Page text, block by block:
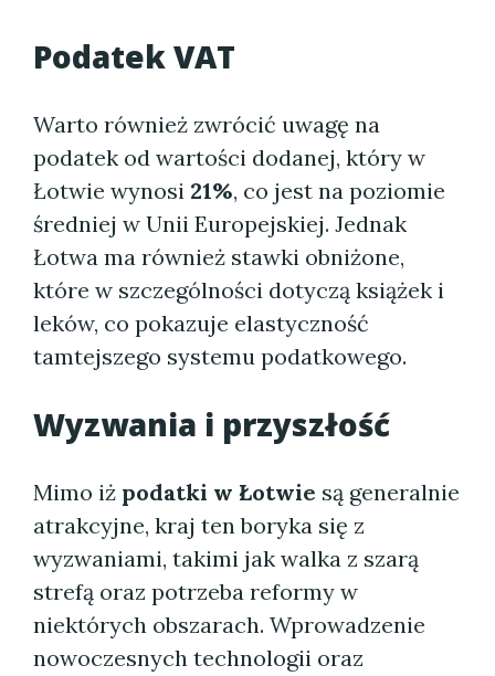
Podatek VAT
Warto również zwrócić uwagę na
podatek od wartości dodanej, który w
Łotwie wynosi 21%, co jest na poziomie
średniej w Unii Europejskiej. Jednak
Łotwa ma również stawki obniżone,
które w szczególności dotyczą książek i
leków, co pokazuje elastyczność
tamtejszego systemu podatkowego.
Wyzwania i przyszłość
Mimo iż podatki w Łotwie są generalnie
atrakcyjne, kraj ten boryka się z
wyzwaniami, takimi jak walka z szarą
strefą oraz potrzeba reformy w
niektórych obszarach. Wprowadzenie
nowoczesnych technologii oraz